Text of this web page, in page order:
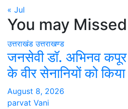
« Jul
You may Missed
उत्तराखंड उत्तराखण्ड
जनसेवी डॉ. अभिनव
के वीर सेनानियों को
August 8, 2026
parvat Vani